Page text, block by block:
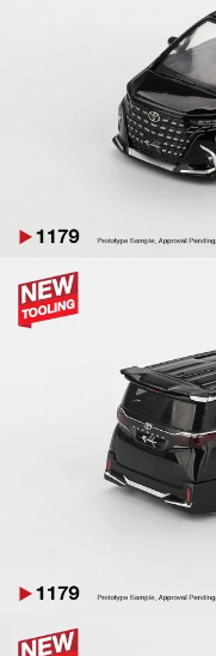
用戶於交易時，得透過本服
買賣價金債權讓與本公司後
2.基於同意付款使用「大哥
資料（包含姓名、電話或地
由本公司與您本人進行分期
3.完整用戶服務條款，請詳閱
每筆NT$90，滿
每筆NT$120，滿
預購-宅配(離島)(舊)
每筆NT$160，滿